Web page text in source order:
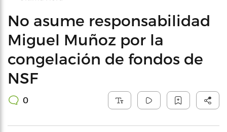
No asume responsabilidad
Miguel Muñoz por la
congelación de fondos de
NSF
0